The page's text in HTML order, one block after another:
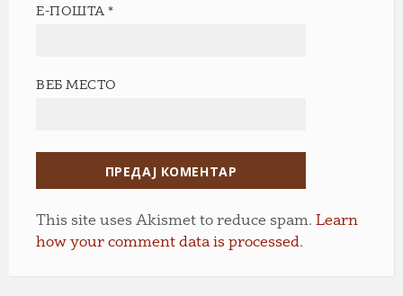
Е-ПОШТА*
ВЕБ МЕСТО
This site uses Akismet to reduce spam. Learn
how your comment data is processed.